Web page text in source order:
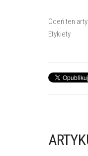
Oceń ten
Etykiety